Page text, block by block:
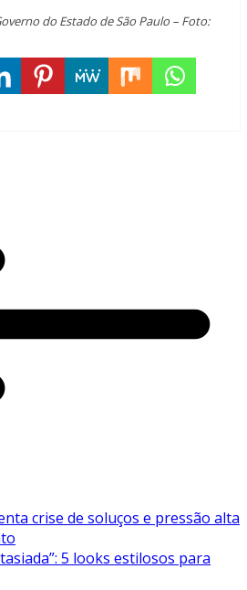
do Estado de São Paulo – Foto:
crise de soluços e pressão alta
5 looks estilosos para